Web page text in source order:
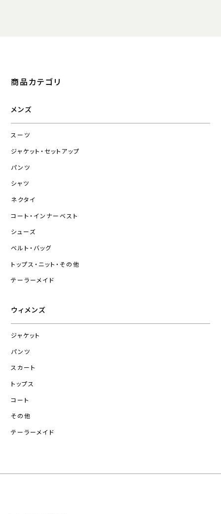
商品カテゴリ
メンズ
スーツ
ジャケット・セットアップ
パンツ
シャツ
ネクタイ
コート・インナーベスト
シューズ
ベルト・バッグ
トップス・ニット・その他
テーラーメイド
ウィメンズ
ジャケット
パンツ
スカート
トップス
コート
その他
テーラーメイド